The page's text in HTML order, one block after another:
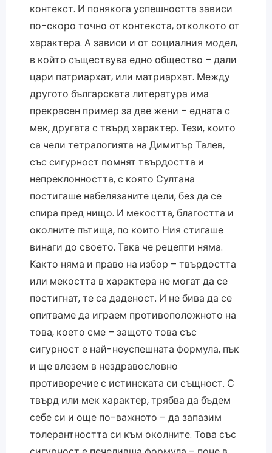
контекст. И понякога успешността зависи
по-скоро точно от контекста, отколкото от
характера. А зависи и от социалния модел,
в който съществува едно общество – дали
цари патриархат, или матриархат. Между
другото българската литература има
прекрасен пример за две жени – едната с
мек, другата с твърд характер. Тези, които
са чели тетралогията на Димитър Талев,
със сигурност помнят твърдостта и
непреклонността, с която Султана
постигаше набелязаните цели, без да се
спира пред нищо. И мекостта, благостта и
околните пътища, по които Ния стигаше
винаги до своето. Така че рецепти няма.
Както няма и право на избор – твърдостта
или мекостта в характера не могат да се
постигнат, те са даденост. И не бива да се
опитваме да играем противоположното на
това, което сме – защото това със
сигурност е най-неуспешната формула, пък
и ще влезем в нездравословно
противоречие с истинската си същност. С
твърд или мек характер, трябва да бъдем
себе си и още по-важното – да запазим
толерантността си към околните. Това със